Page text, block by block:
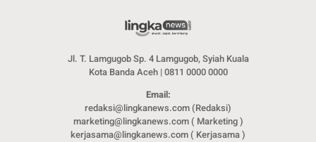
Jl. T. Lamgugob Sp. 4 Lamgugob, Syiah Kuala
Kota Banda Aceh | 0811 0000 0000
Email:
redaksi@lingkanews.com (Redaksi)
marketing@lingkanews.com ( Marketing )
kerjasama@lingkanews.com ( Kerjasama )